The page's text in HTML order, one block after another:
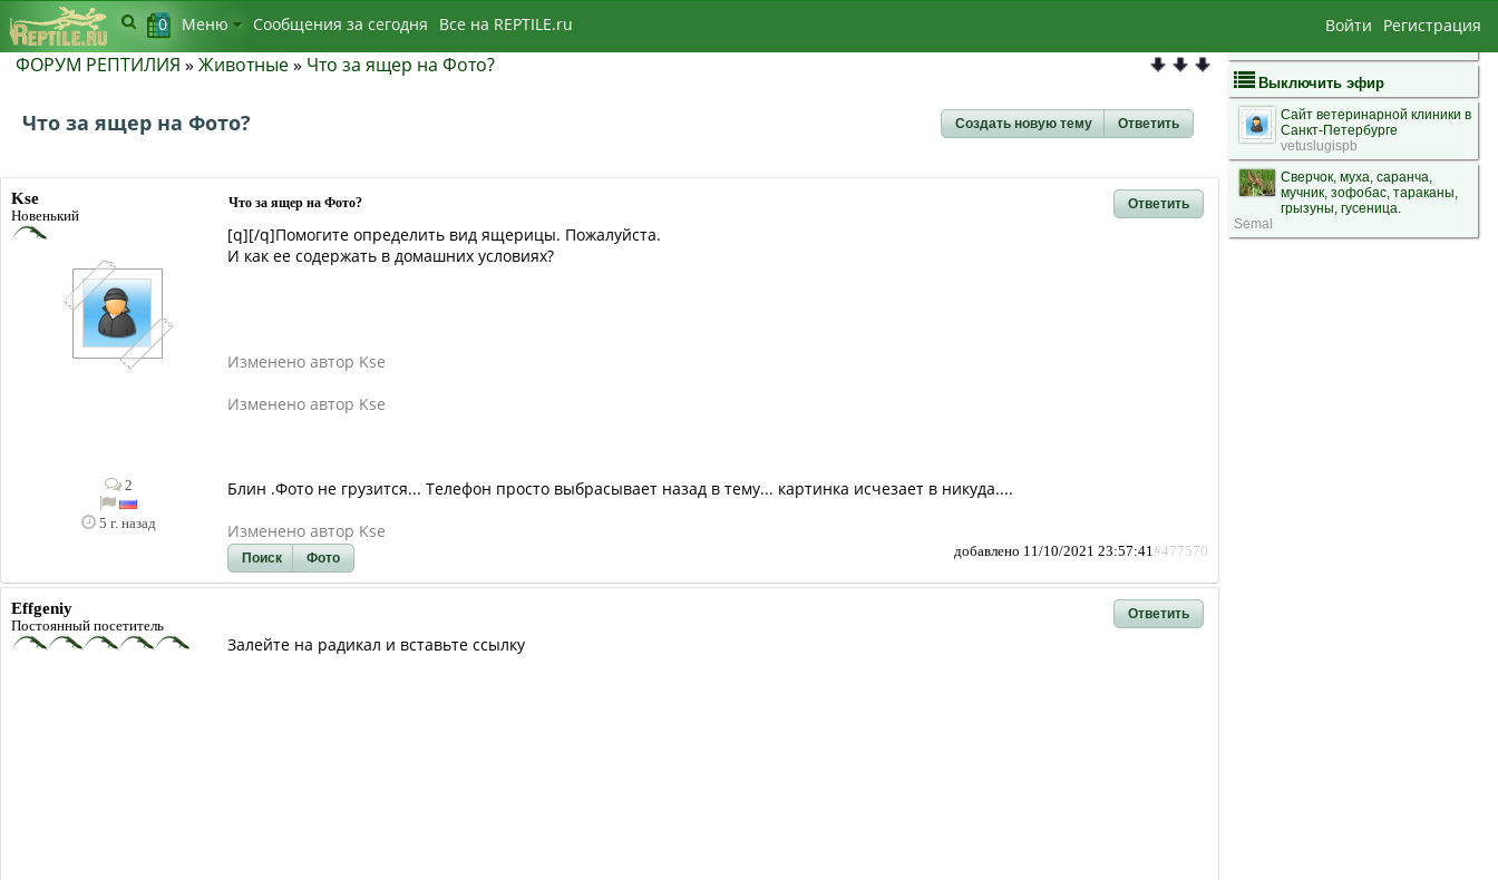
ФОРУМ РЕПТИЛИЯ » Животные» Что за ящер на Фото?
Что за ящер на Фото? Создать новую тему Ответить
Kse
Новенький
2
5 г. назад
Что за ящер на Фото? Ответить
[q][/q]Помогите определить вид ящерицы. Пожалуйста.
И как ее содержать в домашних условиях?
Изменено автор Kse
Изменено автор Kse
Блин .Фото не грузится... Телефон просто выбрасывает назад в тему... картинка исчезает в никуда....
Изменено автор Kse
Поиск Фото добавлено 11/10/2021 23:57:41#477570
Effgeniy
Постоянный посетитель
Ответить
Залейте на радикал и вставьте ссылку
Выключить эфир
Сайт ветеринарной клиники в
Санкт-Петербурге
vetuslugispb
Сверчок, муха, саранча,
мучник, зофобас, тараканы,
грызуны, гусеница.
Semal
0 Меню Сообщения за сегодня Bсе на REPTILE.ru Войти Регистрация